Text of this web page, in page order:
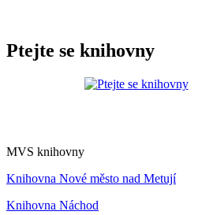
Ptejte se knihovny
MVS knihovny
Knihovna Nové město nad Metují
Knihovna Náchod